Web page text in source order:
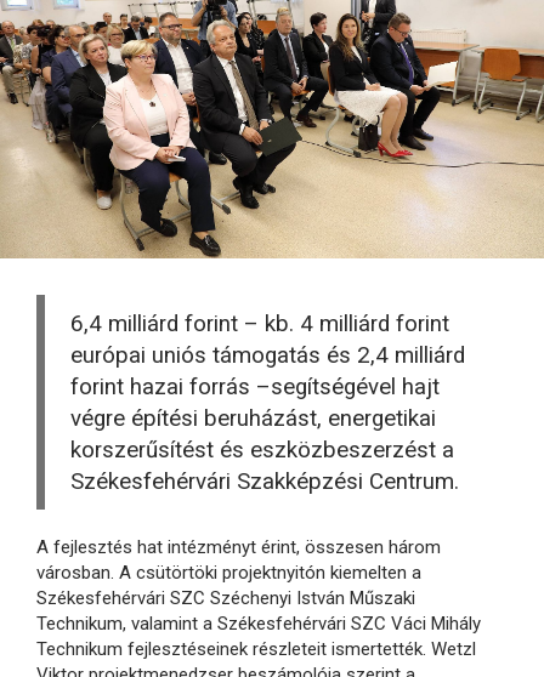
6,4 milliárd forint – kb. 4 milliárd forint
európai uniós támogatás és 2,4 milliárd
forint hazai forrás –segítségével hajt
végre építési beruházást, energetikai
korszerűsítést és eszközbeszerzést a
Székesfehérvári Szakképzési Centrum.
A fejlesztés hat intézményt érint, összesen három
városban. A csütörtöki projektnyitón kiemelten a
Székesfehérvári SZC Széchenyi István Műszaki
Technikum, valamint a Székesfehérvári SZC Váci Mihály
Technikum fejlesztéseinek részleteit ismertették. Wetzl